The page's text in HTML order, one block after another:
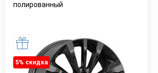
полированный
5% cкидка